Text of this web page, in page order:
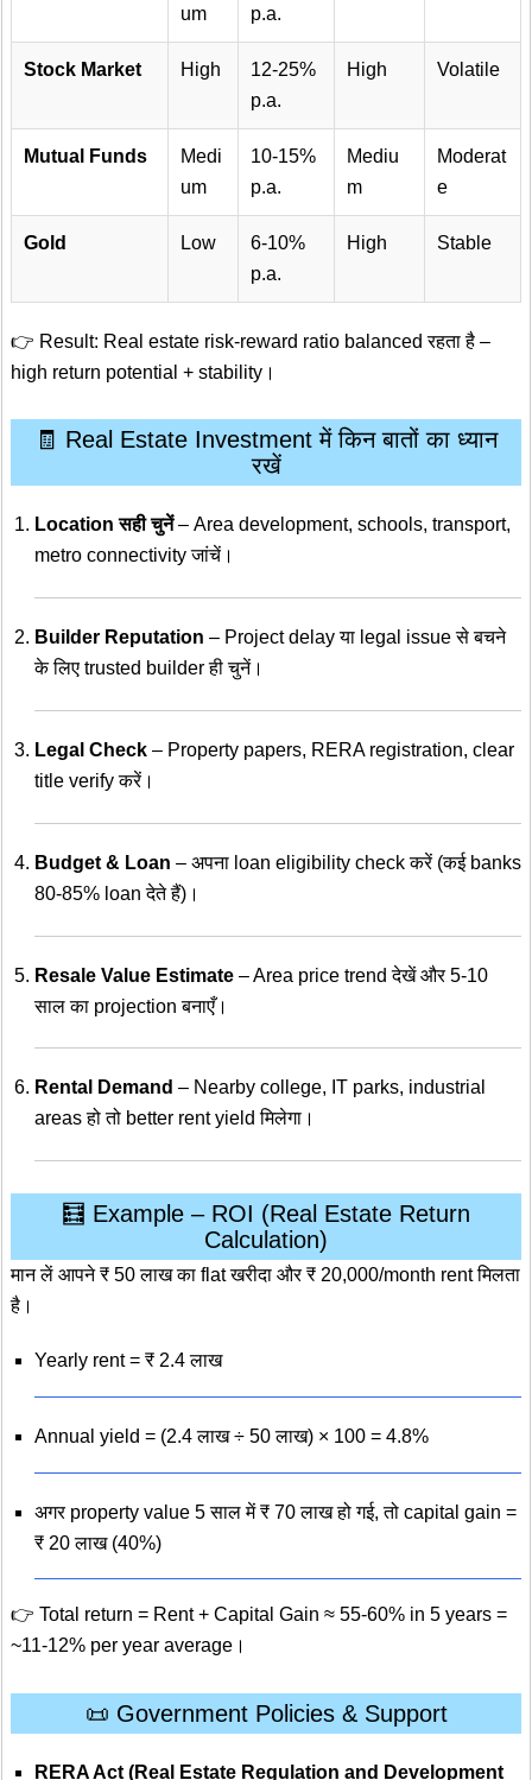
um
p.a.
Stock Market High
12-25%
p.a.
High Volatile
Mutual Funds
Medi
um
10-15%
p.a.
Mediu
m
Moderat
e
Gold Low
6-10%
p.a.
High Stable
👉 Result: Real estate risk-reward ratio balanced रहता है –
high return potential + stability।
🧾 Real Estate Investment में किन बातों का ध्यान
रखें
Location सही चुनें– Area development, schools, transport,
metro connectivity जांचें।
Builder Reputation – Project delay या legal issue से बचने
के लिए trusted builder ही चुनें।
Legal Check – Property papers, RERA registration, clear
title verify करें।
Budget & Loan – अपना loan eligibility check करें (कई banks
80-85% loan देते हैं)।
Resale Value Estimate – Area price trend देखें और 5-10
साल का projection बनाएँ।
Rental Demand – Nearby college, IT parks, industrial
areas हो तो better rent yield मिलेगा।
🧮 Example – ROI (Real Estate Return
Calculation)
मान लें आपने ₹ 50 लाख का flat खरीदा और ₹ 20,000/month rent मिलता
है।
Yearly rent = ₹ 2.4 लाख
Annual yield = (2.4 लाख ÷ 50 लाख) × 100 = 4.8%
अगर property value 5 साल में ₹ 70 लाख हो गई, तो capital gain =
₹ 20 लाख (40%)
👉 Total return = Rent + Capital Gain ≈ 55-60% in 5 years =
~11-12% per year average।
📜 Government Policies & Support
RERA Act (Real Estate Regulation and Development